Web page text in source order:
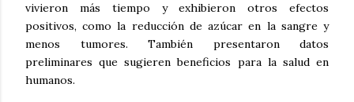
vivieron más tiempo y exhibieron otros efectos
positivos, como la reducción de azúcar en la sangre y
menos tumores. También presentaron datos
preliminares que sugieren beneficios para la salud en
humanos.